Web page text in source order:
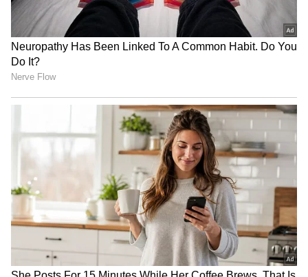
கன்னட திரையுலகில் டிரெண்டிங் ஸ்டாராக
இருக்கும் ரிஷப் ஷெட்டி நடிகர் விக்ரமை
சந்தித்துள்ளார்.
இதையும் படியுங்கள்...
அசுரனுக்கு அடித்த ஜாக்பாட்... மார்வெல்
சினிமேட்டிக் யூனிவர்ஸில் இணையும்